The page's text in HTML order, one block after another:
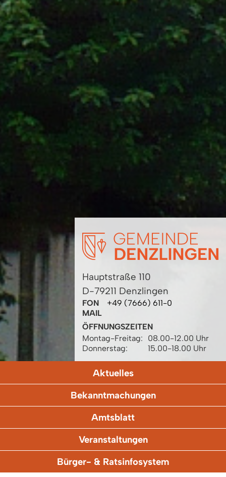
Hauptstraße 110
D-79211 Denzlingen
FON
+49 (7666) 611-0
MAIL
ÖFFNUNGSZEITEN
Montag-Freitag:
08.00-12.00 Uhr
Donnerstag:
15.00-18.00 Uhr
Aktuelles
Bekanntmachungen
Amtsblatt
Veranstaltungen
Bürger- & Ratsinfosystem